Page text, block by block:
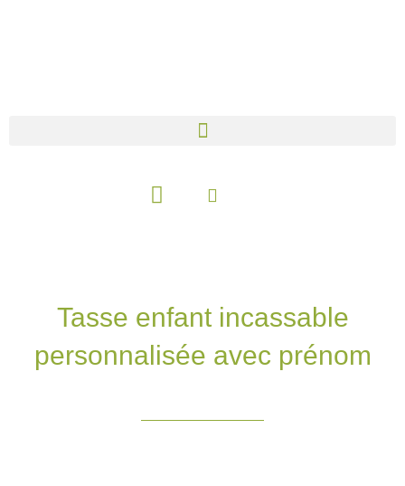
Panier
Tasse enfant incassable
personnalisée avec prénom